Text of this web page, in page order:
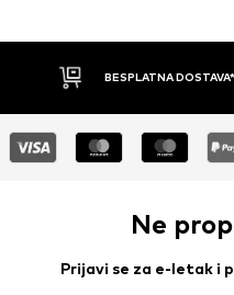
BESPLATNA DOSTAVA*
Ne
Prijavi se za e-letak i